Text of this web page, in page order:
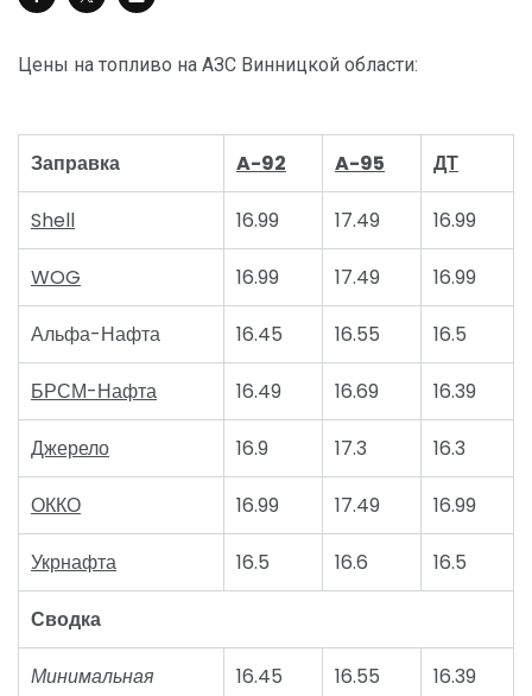
Цены на топливо на АЗС Винницкой области:
Заправка A-92 A-95 ДТ
Shell 16.99 17.49 16.99
WOG 16.99 17.49 16.99
Альфа-Нафта 16.45 16.55 16.5
БРСМ-Нафта 16.49 16.69 16.39
Джерело 16.9 17.3 16.3
ОККО 16.99 17.49 16.99
Укрнафта 16.5 16.6 16.5
Сводка
Минимальная 16.45 16.55 16.39